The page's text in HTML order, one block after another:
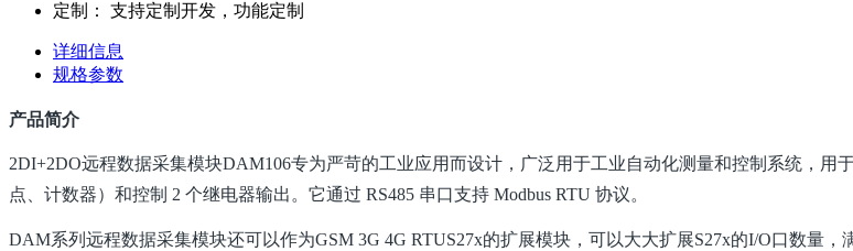
定制：
支持定制开发，功能定制
详细信息
规格参数
产品简介
2DI+2DO远程数据采集模块DAM106专为严苛的工业应用而设计，广泛用于工业自动化测量和控制系统，用
点、计数器）和控制 2 个继电器输出。它通过 RS485 串口支持 Modbus RTU 协议。
DAM系列远程数据采集模块还可以作为GSM 3G 4G RTUS27x的扩展模块，可以大大扩展S27x的I/O口数量，